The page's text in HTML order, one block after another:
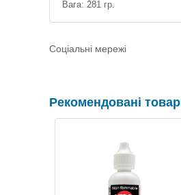
Вага: 281 гр.
Соціальні мережі
Рекомендовані